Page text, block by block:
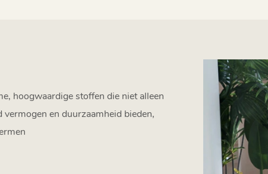
hoogwaardige stoffen die niet alleen
en duurzaamheid bieden,